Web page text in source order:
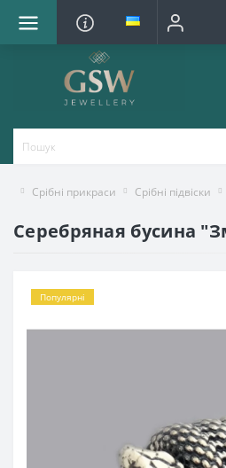
Срібні прикраси Срібні підвіски
Серебряная бусина
Популярні